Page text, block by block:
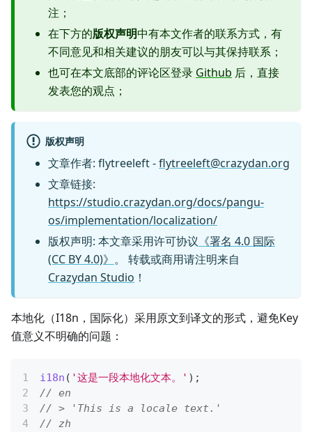
注；
在下方的版权声明中有本文作者的联系方式，有
不同意见和相关建议的朋友可以与其保持联系；
也可在本文底部的评论区登录 Github 后，直接
发表您的观点；
版权声明
文章作者: flytreeleft-flytreeleft@crazydan.org
文章链接:
https://studio.crazydan.org/docs/pangu-
os/implementation/localization/
版权声明: 本文章采用许可协议 《署名 4.0 国际
(CC BY 4.0)》 。
转载或商用请注明来自
Crazydan Studio ！
本地化（I18n，国际化）采用原文到译文的形式，避免Key
值意义不明确的问题：
i18n ( '这是一段本地化文本。' ) ;
// en
// > 'This is a locale text.'
// zh